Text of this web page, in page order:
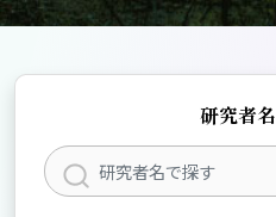
研究者